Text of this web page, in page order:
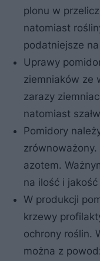
plonu w
natomiast
podatniejsze
Uprawy
ziemniaków ze
zarazy
natomiast
Pomidory
azotem.
na ilość i
W produkcji
krzewy
ochrony roślin.
można z